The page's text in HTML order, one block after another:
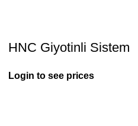
HNC Giyotinli Sistem
Login to see prices